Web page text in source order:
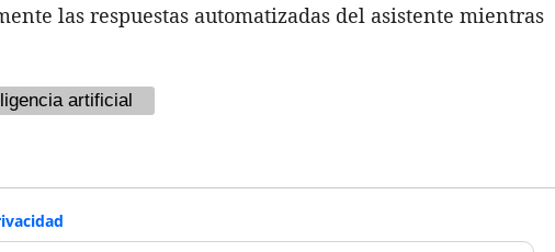
las respuestas automatizadas del asistente mientras
artificial